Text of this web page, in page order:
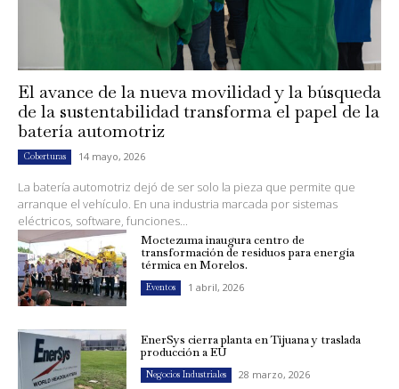
El avance de la nueva movilidad y la búsqueda
de la sustentabilidad transforma el papel de la
batería automotriz
Coberturas 14 mayo, 2026
La batería automotriz dejó de ser solo la pieza que permite que
arranque el vehículo. En una industria marcada por sistemas
eléctricos, software, funciones...
Moctezuma inaugura centro de
transformación de residuos para energía
térmica en Morelos.
Eventos 1 abril, 2026
EnerSys cierra planta en Tijuana y traslada
producción a EU
Negocios Industriales 28 marzo, 2026